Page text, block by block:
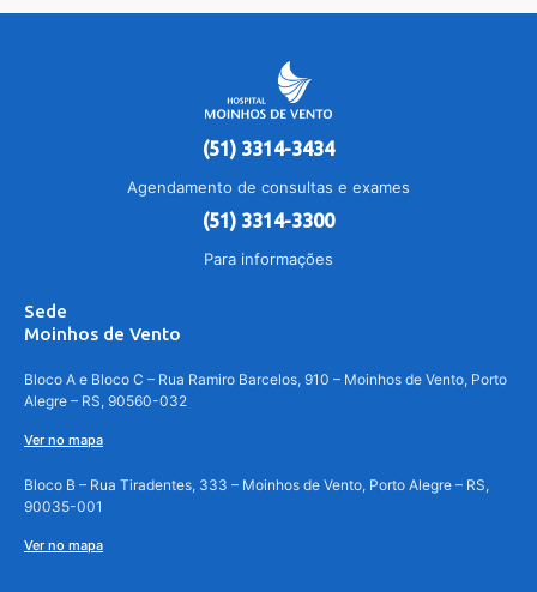
(51) 3314-3434
Agendamento de consultas e exames
(51) 3314-3300
Para informações
Sede
Moinhos de Vento
Bloco A e Bloco C – Rua Ramiro Barcelos, 910 – Moinhos de Vento, Porto
Alegre – RS, 90560-032
Ver no mapa
Bloco B – Rua Tiradentes, 333 – Moinhos de Vento, Porto Alegre – RS,
90035-001
Ver no mapa